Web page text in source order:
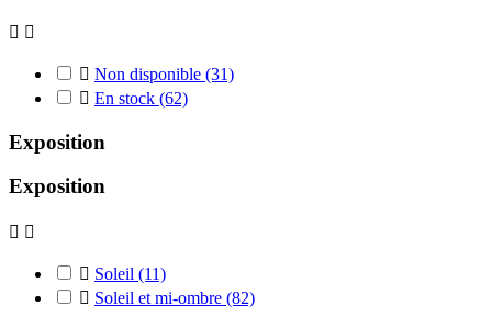
 
 Non disponible (31)
 En stock (62)
Exposition
Exposition
 
 Soleil (11)
 Soleil et mi-ombre (82)